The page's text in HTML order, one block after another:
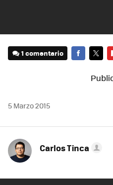
1 comentario
5 Marzo 2015
Carlos Tinca